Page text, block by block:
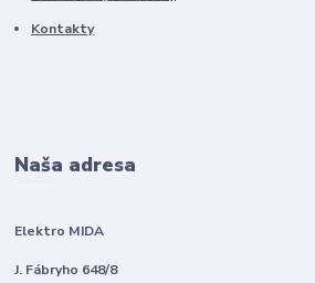
Kontakty
Naša adresa
Elektro MIDA
J. Fábryho 648/8